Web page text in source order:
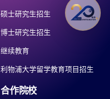
硕士研究生招生
博士研究生招生
继续教育
利物浦大学留学教育项目招生
合作院校